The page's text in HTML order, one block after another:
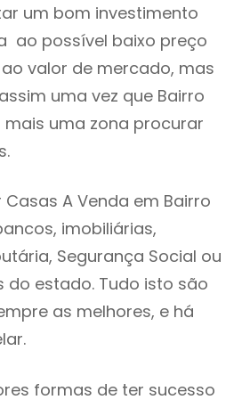
um bom investimento
ao possível baixo preço
valor de mercado, mas
uma vez que Bairro
mais uma zona procurar
A Venda em Bairro
imobiliárias,
Segurança Social ou
do estado. Tudo isto são
as melhores, e há
formas de ter sucesso